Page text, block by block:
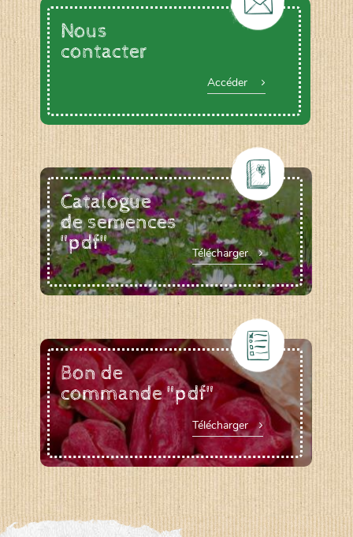
Nous
contacter
Accéder
Catalogue
de semences
"pdf"
Télécharger
Bon de
commande "pdf"
Télécharger